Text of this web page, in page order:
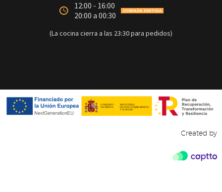
12:00 - 16:00
20:00 a 00:30
JORNADA PARTIDA
(La cocina cierra a las 23:30 para pedidos)
Created by